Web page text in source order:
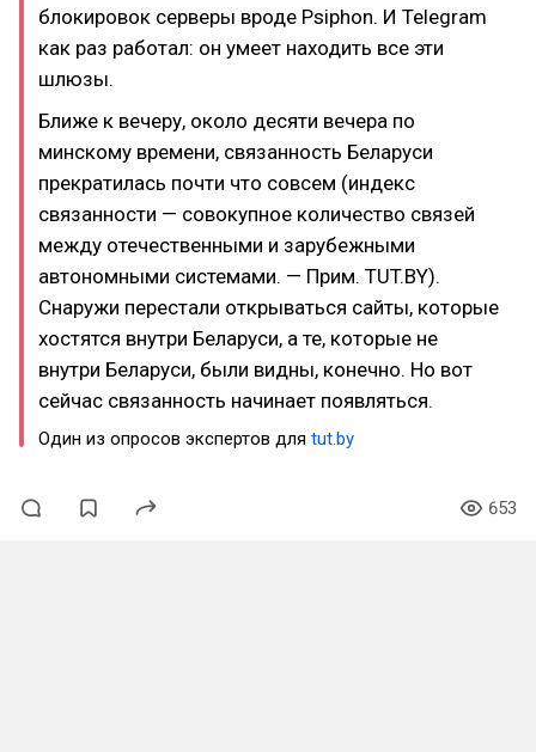
блокировок серверы вроде Psiphon. И Telegram
как раз работал: он умеет находить все эти
шлюзы.
Ближе к вечеру, около десяти вечера по
минскому времени, связанность Беларуси
прекратилась почти что совсем (индекс
связанности — совокупное количество связей
между отечественными и зарубежными
автономными системами. — Прим. TUT.BY).
Снаружи перестали открываться сайты, которые
хостятся внутри Беларуси, а те, которые не
внутри Беларуси, были видны, конечно. Но вот
сейчас связанность начинает появляться.
Один из опросов экспертов для tut.by
653